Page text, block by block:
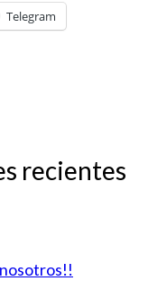
Telegram
recientes